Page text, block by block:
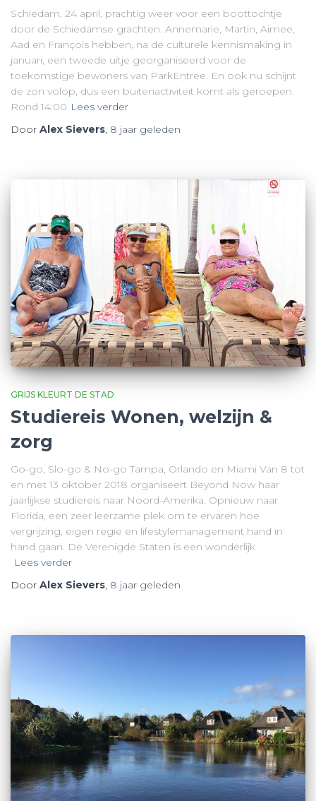
Schiedam, 24 april, prachtig weer voor een boottochtje
door de Schiedamse grachten. Annemarie, Martin, Aimee,
Aad en François hebben, na de culturele kennismaking in
januari, een tweede uitje georganiseerd voor de
toekomstige bewoners van ParkEntree. En ook nu schijnt
de zon volop, dus een buitenactiviteit komt als geroepen.
Rond 14:00 Lees verder
Door Alex Sievers, 8 jaar geleden
GRIJS KLEURT DE STAD
Studiereis Wonen, welzijn &
zorg
Go-go, Slo-go & No-go Tampa, Orlando en Miami Van 8 tot
en met 13 oktober 2018 organiseert Beyond Now haar
jaarlijkse studiereis naar Noord-Amerika. Opnieuw naar
Florida, een zeer leerzame plek om te ervaren hoe
vergrijzing, eigen regie en lifestylemanagement hand in
hand gaan. De Verenigde Staten is een wonderlijk
Lees verder
Door Alex Sievers, 8 jaar geleden